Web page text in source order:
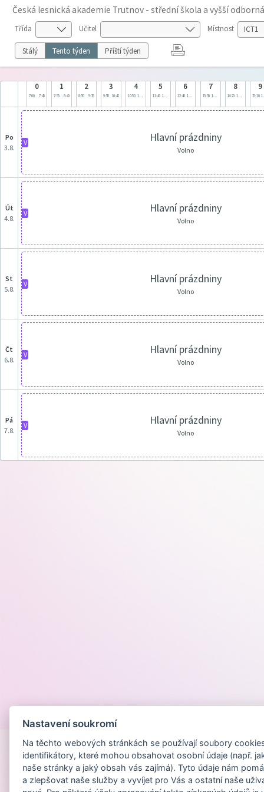
Česká lesnická akademie Trutnov - střední škola a vyšší
Třída Učitel Místnost
Stálý Tento týden Příští týden
0
7:00 7:45
1
7:55 8:40
2
8:50 9:35
3
9:55 10:40
4
10:50 11:35
5
11:45 12:30
6
12:40 13:25
7
13:30 14:15
8
14:20 15:05
9
15:10
po
3.8.
V Hlavní prázdniny
Volno
út
4.8.
V Hlavní prázdniny
Volno
st
5.8.
V Hlavní prázdniny
Volno
čt
6.8.
V Hlavní prázdniny
Volno
pá
7.8.
V Hlavní prázdniny
Volno
Nastavení soukromí
Na těchto webových stránkách se používají soubory
identifikátory, které mohou obsahovat osobní údaje (např.
naše stránky a jaký obsah vás zajímá). Tyto údaje nám
a zlepšovat naše služby a vyvíjet pro Vás a ostatní naše